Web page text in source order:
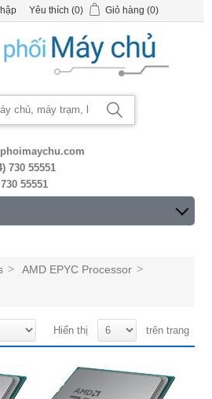
Yêu thích (0) Giỏ hàng (0)
730 55551
55551
> AMD EPYC Processor >
Hiển thị trên trang